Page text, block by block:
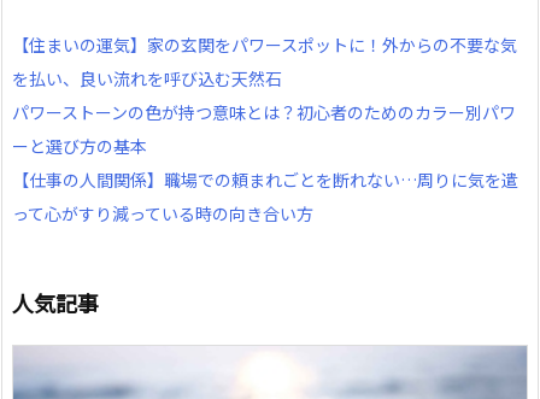
【住まいの運気】家の玄関をパワースポットに！外からの不要な気
を払い、良い流れを呼び込む天然石
パワーストーンの色が持つ意味とは？初心者のためのカラー別パワ
ーと選び方の基本
【仕事の人間関係】職場での頼まれごとを断れない…周りに気を遣
って心がすり減っている時の向き合い方
人気記事